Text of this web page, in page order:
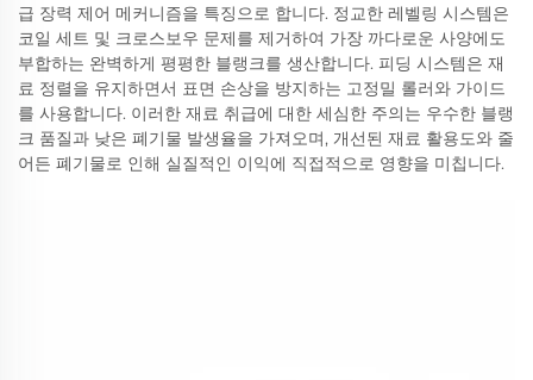
급 장력 제어 메커니즘을 특징으로 합니다. 정교한 레벨링 시스템은
코일 세트 및 크로스보우 문제를 제거하여 가장 까다로운 사양에도
부합하는 완벽하게 평평한 블랭크를 생산합니다. 피딩 시스템은 재
료 정렬을 유지하면서 표면 손상을 방지하는 고정밀 롤러와 가이드
를 사용합니다. 이러한 재료 취급에 대한 세심한 주의는 우수한 블랭
크 품질과 낮은 폐기물 발생율을 가져오며, 개선된 재료 활용도와 줄
어든 폐기물로 인해 실질적인 이익에 직접적으로 영향을 미칩니다.